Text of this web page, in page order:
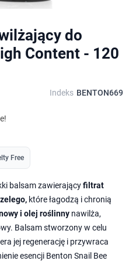
do
Content - 120
Indeks BENTON669
Free
balsam zawierającyfiltrat
które łagodzą i chronią
i olej roślinny nawilża,
Balsam stworzony w celu
jej regenerację i przywraca
esencji Benton Snail Bee